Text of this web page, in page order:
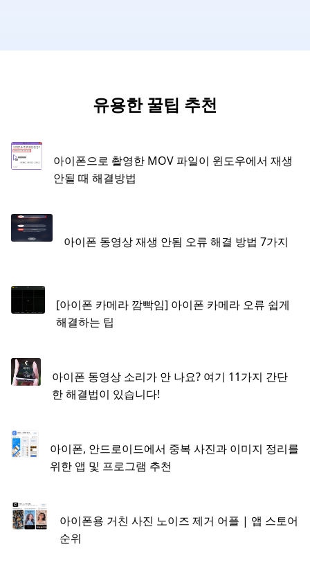
유용한 꿀팁 추천
아이폰으로 촬영한 MOV 파일이 윈도우에서 재생
안될 때 해결방법
아이폰 동영상 재생 안됨 오류 해결 방법 7가지
[아이폰 카메라 깜빡임] 아이폰 카메라 오류 쉽게
해결하는 팁
아이폰 동영상 소리가 안 나요? 여기 11가지 간단
한 해결법이 있습니다!
아이폰, 안드로이드에서 중복 사진과 이미지 정리를
위한 앱 및 프로그램 추천
아이폰용 거친 사진 노이즈 제거 어플 | 앱 스토어
순위